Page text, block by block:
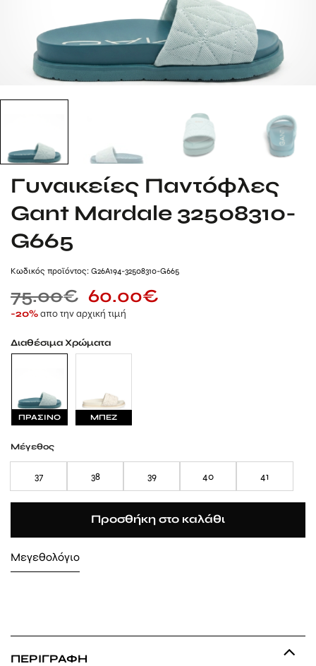
Γυναικείες Παντόφλες
Gant Mardale 32508310-
G665
Kωδικός προϊόντος: G26A194-32508310-G665
75.00€ 60.00€
-20%απο την αρχική τιμή
Διαθέσιμα Χρώματα
ΠΡΑΣΙΝΟ ΜΠΕΖ
Μέγεθος
37 38 39 40 41
Προσθήκη στο καλάθι
Μεγεθολόγιο
ΠΕΡΙΓΡΑΦΉ